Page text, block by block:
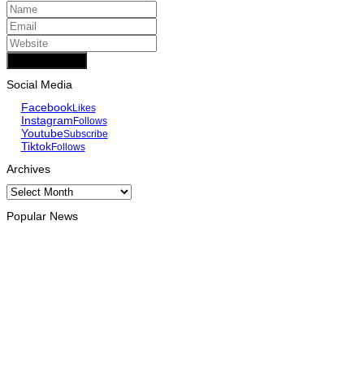
Social Media
FacebookLikes
InstagramFollows
YoutubeSubscribe
TiktokFollows
Archives
Archives
Popular News